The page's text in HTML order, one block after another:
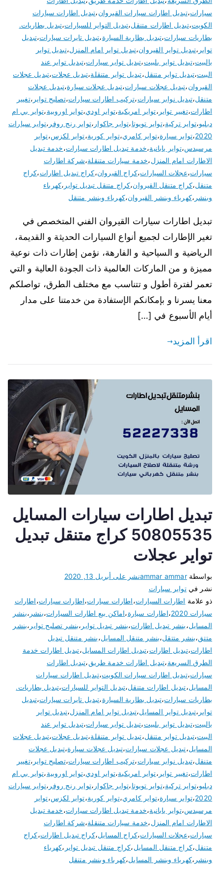
سيارات،تبديل اطارات سيارات القيروان،تبديل اطارات سيارات
الكويت،تبديل اطارات متنقل،تبديل التواير للسيارات،تبديل بطاريات.
بطاريات سيارات،تبديل بطارية السيارة،تبديل تايرات سيارات،تبديل
تواير ،تبديل تواير القيروان،تبديل تواير امام المنزل،تبديل تواير
بالبيت،تبديل تواير بلبيت،تبديل تواير سيارات،تبديل تواير عند
البيت،تبديل تواير متنقل،تبديل تواير متنقلة،تبديل عجلات،تبديل عجلات
القيروان،تبديل عجلات سيارات،تبديل عجلات سيارة،تبديل عجلات
متنقل،تبديل نوابر سيارات،تركيب اطارات سيارات،تصليح تواير ،تغيير
اطارات،تغيير تواير ،تواير امريكية،تواير اودي،تواير اوروبية،تواير بي ام
دبليو،تواير تركية،تواير تويوتا،تواير جاكوار ،تواير رنج روفر ،تواير سيارات
2020،تواير سيارة،تواير كامري،تواير كورية،تواير لكزس،تواير
مرسيدس،تواير يابانية،خدمة تبديل اطارات سيارات،خدمة تبديل
الاطارات امام المنزل،خدمة سيارات متنقلة،شركة اطارات
سيارات،عجلات السيارات،كراج القيروان،كراج تبديل اطارات،كراج
متنقل،كراج متنقل القيروان،كراج متنقل تبديل تواير ،كهرباء
وبنشر ،كهرباء وبنشر القيروان،كهرباء وبنشر متنقل
تبديل اطارات سيارات القيروان الفني المتخصص في
تغير الإطارات لجميع أنواع السيارات الحديثة و القديمة،
الرياضية و السياحية و الفارهة، نؤمن إطارات ذات نوعية
مميزة و من الماركات العالمية ذات الجودة العالية و التي
تعمر لفترة أطول و تتناسب مع مختلف الطرق، تواصلكم
معنا يسرنا و بإمكانكم الإستفادة من خدمتنا على مدار
أيام الأسبوع في […]
اقرأ المزيد
تبديل اطارات سيارات المسايل
50805535 كراج متنقل تبديل
تواير عجلات
بواسطةammar ammarنشر على أبريل 13, 2020
نشر فيتواير سيارات
ذو علامة اطارات السيارات،اطارات سبارات،اطارات سيارات،اطارات
سيارات 2020
،اطارات سيارة،اماكن بيع اطارات السيارات،بنشر ،بنشر
المسايل،بنشر تبديل اطارات،بنشر تبديل تواير ،بنشر تصليح تواير ،بنشر
متتق،بنشر متتقل،بنشر متنقل المسايل،بنشر متنقل تبديل
اطارات،تبديل اطارات،تبديل اطارات المسايل،تبديل اطارات خدمة
الطرق السريعة،تبديل اطارات خدمة طريق،تبديل اطارات
سيارات،تبديل اطارات سيارات الكويت،تبديل اطارات سيارات
المسايل،تبديل اطارات متنقل،تبديل التواير للسيارات،تبديل بطاريات.
بطاريات سيارات،تبديل بطارية السيارة،تبديل تايرات سيارات،تبديل
تواير ،تبديل تواير المسايل،تبديل تواير امام المنزل،تبديل تواير
بالبيت،تبديل تواير بلبيت،تبديل تواير سيارات،تبديل تواير عند
البيت،تبديل تواير متنقل،تبديل تواير متنقلة،تبديل عجلات،تبديل عجلات
المسايل،تبديل عجلات سيارات،تبديل عجلات سيارة،تبديل عجلات
متنقل،تبديل نوابر سيارات،تركيب اطارات سيارات،تصليح تواير ،تغيير
اطارات،تغيير تواير ،تواير امريكية،تواير اودي،تواير اوروبية،تواير بي ام
دبليو،تواير تركية،تواير تويوتا،تواير جاكوار ،تواير رنج روفر ،تواير سيارات
2020،تواير سيارة،تواير كامري،تواير كورية،تواير لكزس،تواير
مرسيدس،تواير يابانية،خدمة تبديل اطارات سيارات،خدمة تبديل
الاطارات امام المنزل،خدمة سيارات متنقلة،شركة اطارات
سيارات،عجلات السيارات،كراج المسايل،كراج تبديل اطارات،كراج
متنقل،كراج متنقل المسايل،كراج متنقل تبديل تواير ،كهرباء
وبنشر ،كهرباء وبنشر المسايل،كهرباء وبنشر متنقل